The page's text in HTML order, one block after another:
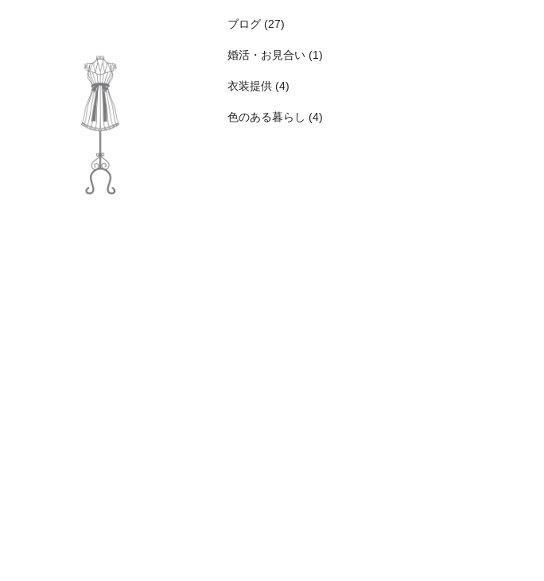
ブログ (27)
婚活・お見合い (1)
衣装提供 (4)
色のある暮らし (4)